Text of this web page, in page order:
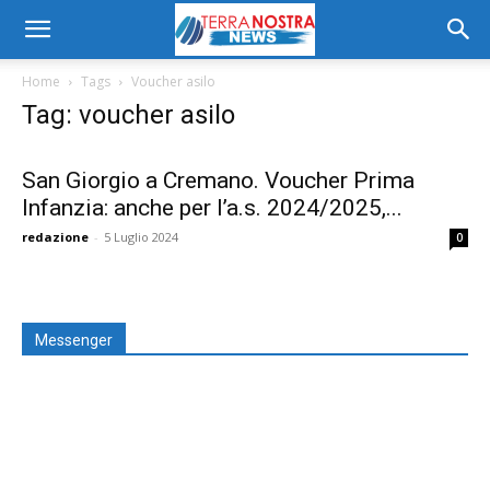
Home Tags Voucher asilo
Tag: voucher asilo
San Giorgio a Cremano. Voucher Prima
Infanzia: anche per l’a.s. 2024/2025,...
redazione - 5 Luglio 2024 0
Messenger